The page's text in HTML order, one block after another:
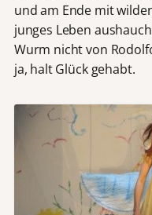
und am Ende mit
junges Leben
Wurm nicht von
ja, halt Glück gehabt.